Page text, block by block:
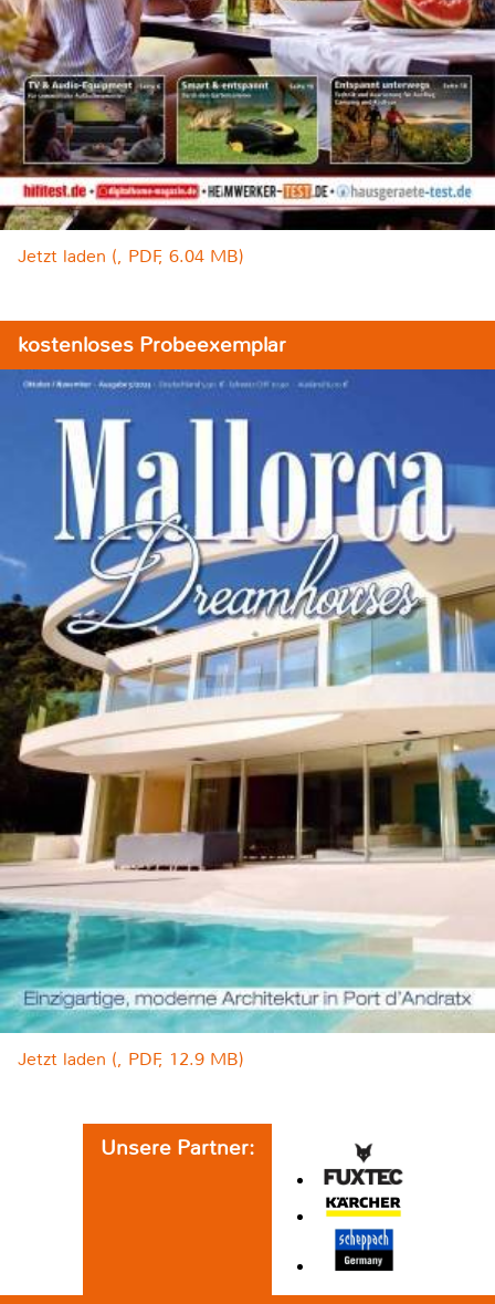
Jetzt laden (, PDF, 6.04 MB)
kostenloses Probeexemplar
Jetzt laden (, PDF, 12.9 MB)
Unsere Partner: